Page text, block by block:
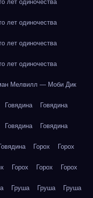
лет одиночества
лет одиночества
лет одиночества
лет одиночества
Мелвилл — Моби Дик
Говядина Говядина
Говядина Говядина
Горох Горох
Горох Горох Горох
Груша Груша Груша